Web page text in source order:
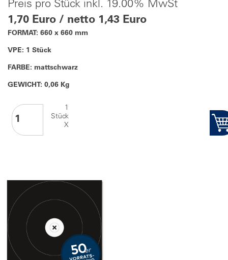
Preis pro Stück inkl. 19.00% MwSt
1,70 Euro / netto 1,43 Euro
FORMAT: 660 x 660 mm
VPE: 1 Stück
FARBE: mattschwarz
GEWICHT: 0,06 Kg
1
Stück
X